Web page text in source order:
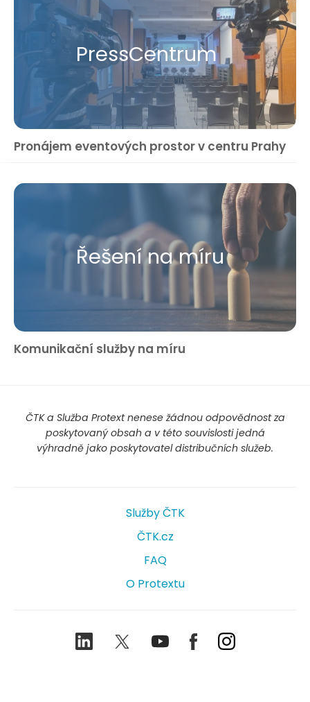
Press​Centrum
Pronájem eventových prostor v centru Prahy
Řešení na míru
Komunikační služby na míru
ČTK a Služba Protext nenese žádnou odpovědnost za
poskytovaný obsah a v této souvislosti jedná
výhradně jako poskytovatel distribučních služeb.
Služby ČTK
ČTK.cz
FAQ
O Protextu
LinkedIn TwitterYoutubeFacebookInstagram